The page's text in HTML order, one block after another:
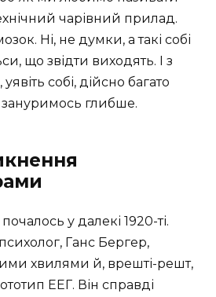
чарівний прилад.
Ні, не думки, а такі собі
що звідти виходять. І з
собі, дійсно багато
зануримось глибше.
у далекі 1920-ті.
Ганс Бергер,
хвилями й, врешті-решт,
ЕЕГ. Він справді